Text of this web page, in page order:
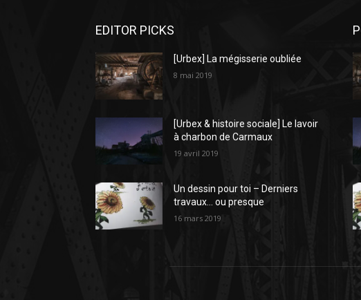
EDITOR PICKS
[Urbex] La mégisserie oubliée
8 mai 2019
[Urbex & histoire sociale] Le lavoir
à charbon de Carmaux
19 avril 2019
Un dessin pour toi – Derniers
travaux… ou presque
16 mars 2019